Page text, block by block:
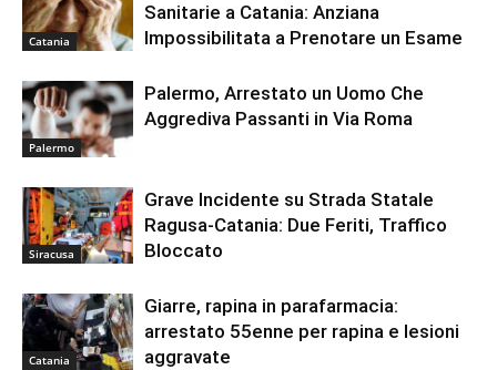
Catania
Sanitarie a Catania: Anziana
Impossibilitata a Prenotare un Esame
Palermo
Palermo, Arrestato un Uomo Che
Aggrediva Passanti in Via Roma
Siracusa
Grave Incidente su Strada Statale
Ragusa-Catania: Due Feriti, Traffico
Bloccato
Catania
Giarre, rapina in parafarmacia:
arrestato 55enne per rapina e lesioni
aggravate